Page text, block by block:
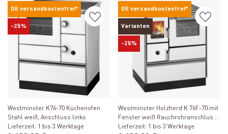
DE versandkostenfrei*
-25%
Produkt ansehen
Westminster K76-70 Küchenofen
Stahl weiß, Anschluss links
Lieferzeit: 1 bis 3 Werktage
DE versandkostenfrei*
Varianten
-25%
Produkt ansehen
Westminster Holzherd K 76F-70 mit
Fenster weiß Rauchrohranschluss
rechts
Lieferzeit: 1 bis 3 Werktage